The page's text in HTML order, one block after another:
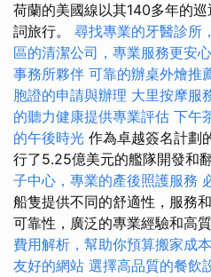
荷蘭的美國線以其140多年的
詞旅行。 尋找專業的牙醫診所
區的清潔公司，專業服務更安心
事務所夥伴 可靠的辦桌外燴推
胞證的申請與辦理 大里按摩服
的聽力健康提供專業評估 下午
的午後時光 作為卓越簽名計劃
行了5.25億美元的艦隊開發和
子中心，專業的產後照護服務
船隻提供不同的舒適性，服務
可靠性，廣泛的專業經驗和高
費用解析，幫助你預算搬家成本
友好的網站 選擇高品質的餐飲